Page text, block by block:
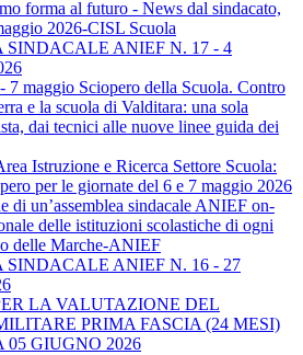
forma al futuro - News dal sindacato,
2026-CISL Scuola
SINDACALE ANIEF N. 17 - 4
7 maggio Sciopero della Scuola. Contro
e la scuola di Valditara: una sola
dai tecnici alle nuove linee guida dei
Istruzione e Ricerca Settore Scuola:
per le giornate del 6 e 7 maggio 2026
di un’assemblea sindacale ANIEF on-
delle istituzioni scolastiche di ogni
delle Marche-ANIEF
SINDACALE ANIEF N. 16 - 27
LA VALUTAZIONE DEL
PRIMA FASCIA (24 MESI)
05 GIUGNO 2026